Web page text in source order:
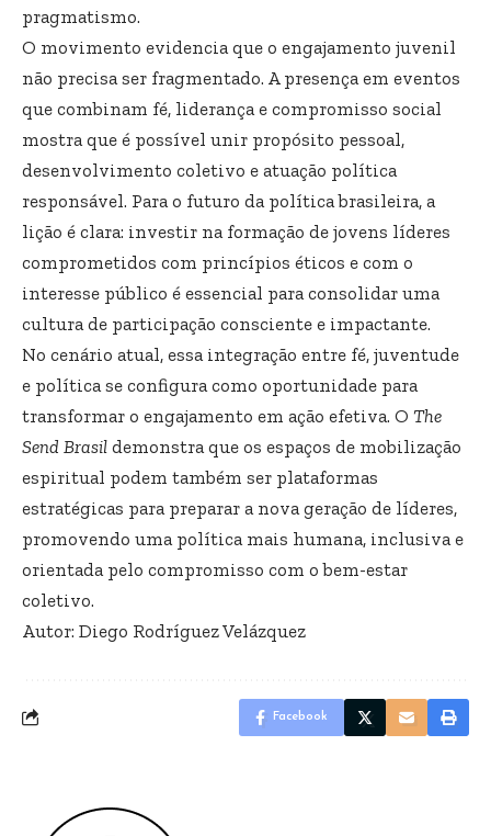
pragmatismo.
O movimento evidencia que o engajamento juvenil
não precisa ser fragmentado. A presença em eventos
que combinam fé, liderança e compromisso social
mostra que é possível unir propósito pessoal,
desenvolvimento coletivo e atuação política
responsável. Para o futuro da política brasileira, a
lição é clara: investir na formação de jovens líderes
comprometidos com princípios éticos e com o
interesse público é essencial para consolidar uma
cultura de participação consciente e impactante.
No cenário atual, essa integração entre fé, juventude
e política se configura como oportunidade para
transformar o engajamento em ação efetiva. O The
Send Brasil demonstra que os espaços de mobilização
espiritual podem também ser plataformas
estratégicas para preparar a nova geração de líderes,
promovendo uma política mais humana, inclusiva e
orientada pelo compromisso com o bem-estar
coletivo.
Autor: Diego Rodríguez Velázquez
Facebook